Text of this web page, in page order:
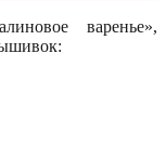
варенье»,